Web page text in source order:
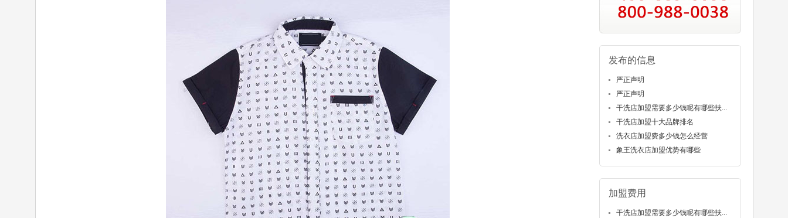
发布的信息
严正声明
严正声明
干洗店加盟需要多少钱呢有哪些扶...
干洗店加盟十大品牌排名
洗衣店加盟费多少钱怎么经营
象王洗衣店加盟优势有哪些
加盟费用
干洗店加盟需要多少钱呢有哪些扶...